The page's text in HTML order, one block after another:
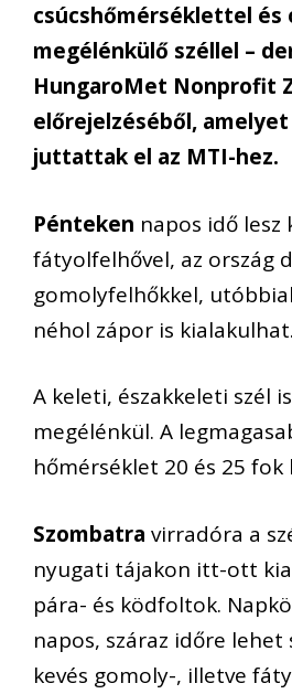
csúcshőmérséklettel és
megélénkülő széllel –
HungaroMet Nonprofit
előrejelzéséből,
juttattak el az MTI-hez.
Pénteken napos idő lesz
fátyolfelhővel, az ország
gomolyfelhőkkel,
néhol zápor is kialakulhat.
A keleti, északkeleti szél
megélénkül. A
hőmérséklet 20 és 25
Szombatra virradóra a
nyugati tájakon itt-ott
pára- és ködfoltok.
napos, száraz időre
kevés gomoly-, illetve